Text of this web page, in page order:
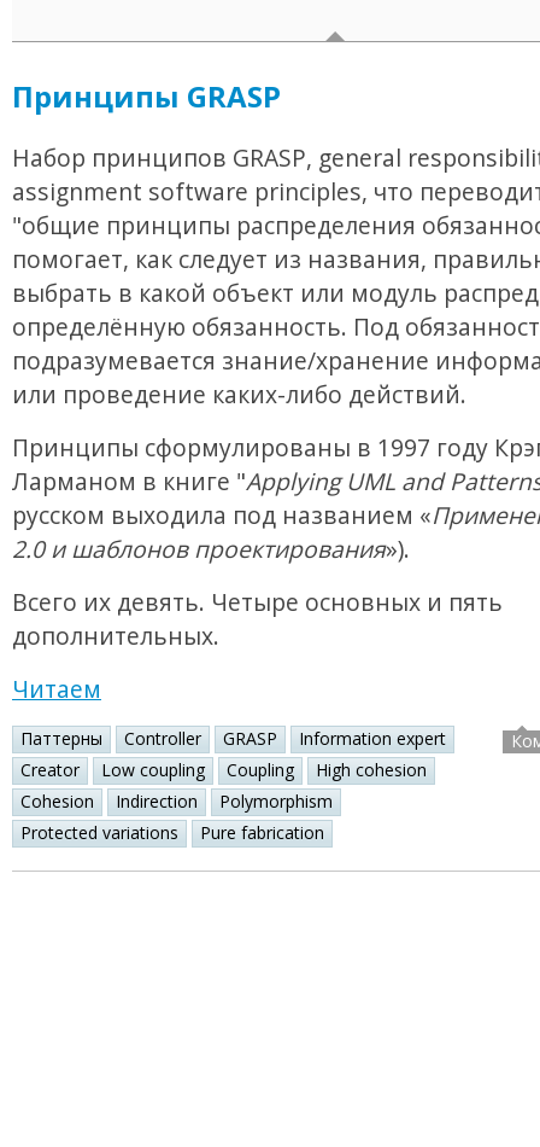
Принципы GRASP
Набор принципов GRASP, general
assignment software principles, что
"общие принципы распределения
помогает, как следует из названия,
выбрать в какой объект или модуль
определённую обязанность. Под
подразумевается знание/хранение
или проведение каких-либо действий.
Принципы сформулированы в 1997 году
Ларманом в книге "Applying UML and
русском выходила под названием «
2.0 и шаблонов проектирования»).
Всего их девять. Четыре основных и пять
дополнительных.
Читаем
Паттерны Controller GRASP
Information expert
Creator
Low coupling Coupling
High cohesion
Cohesion
Indirection
Polymorphism
Protected variations
Pure fabrication